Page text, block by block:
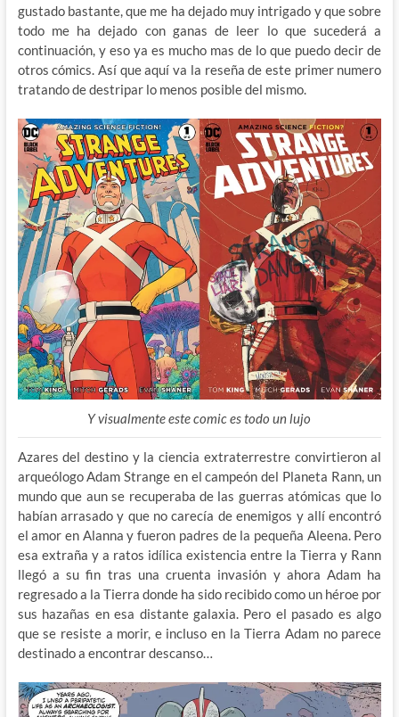
gustado bastante, que me ha dejado muy intrigado y que sobre
todo me ha dejado con ganas de leer lo que sucederá a
continuación, y eso ya es mucho mas de lo que puedo decir de
otros cómics. Así que aquí va la reseña de este primer numero
tratando de destripar lo menos posible del mismo.
Y visualmente este comic es todo un lujo
Azares del destino y la ciencia extraterrestre convirtieron al
arqueólogo Adam Strange en el campeón del Planeta Rann, un
mundo que aun se recuperaba de las guerras atómicas que lo
habían arrasado y que no carecía de enemigos y allí encontró
el amor en Alanna y fueron padres de la pequeña Aleena. Pero
esa extraña y a ratos idílica existencia entre la Tierra y Rann
llegó a su fin tras una cruenta invasión y ahora Adam ha
regresado a la Tierra donde ha sido recibido como un héroe por
sus hazañas en esa distante galaxia. Pero el pasado es algo
que se resiste a morir, e incluso en la Tierra Adam no parece
destinado a encontrar descanso…